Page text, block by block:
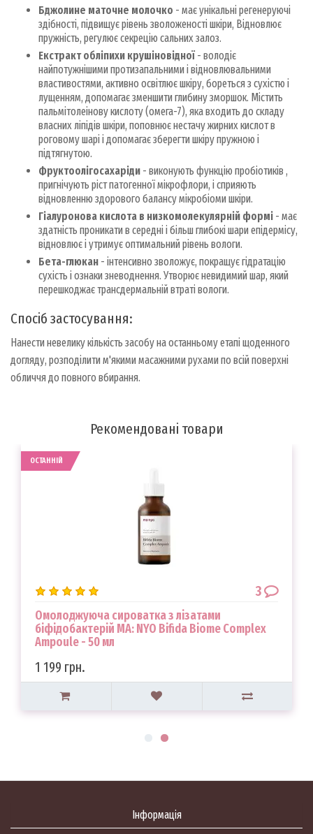
Бджолине маточне молочко - має унікальні регенеруючі
здібності, підвищує рівень зволоженості шкіри, Відновлює
пружність, регулює секрецію сальних залоз.
Екстракт обліпихи крушіновідної - володіє
найпотужнішими протизапальними і відновлювальними
властивостями, активно освітлює шкіру, бореться з сухістю і
лущенням, допомагає зменшити глибину зморшок. Містить
пальмітолеінову кислоту (омега-7), яка входить до складу
власних ліпідів шкіри, поповнює нестачу жирних кислот в
роговому шарі і допомагає зберегти шкіру пружною і
підтягнутою.
Фруктоолігосахаріди - виконують функцію пробіотиків ,
пригнічують ріст патогенної мікрофлори, і сприяють
відновленню здорового балансу мікробіоми шкіри.
Гіалуронова кислота в низкомолекулярній формі - має
здатність проникати в середні і більш глибокі шари епідермісу,
відновлює і утримує оптимальний рівень вологи.
Бета-глюкан - інтенсивно зволожує, покращує гідратацію
сухість і ознаки зневоднення. Утворює невидимий шар, який
перешкоджає трансдермальній втраті вологи.
Спосіб застосування:
Нанести невелику кількість засобу на останньому етапі щоденного
догляду, розподілити м'якими масажними рухами по всій поверхні
обличчя до повного вбирання.
Рекомендовані товари
ОСТАННІЙ
3
Омолоджуюча сироватка з лізатами
біфідобактерій MA: NYO Bifida Biome Complex
Ampoule - 50 мл
1 199 грн.
Інформація